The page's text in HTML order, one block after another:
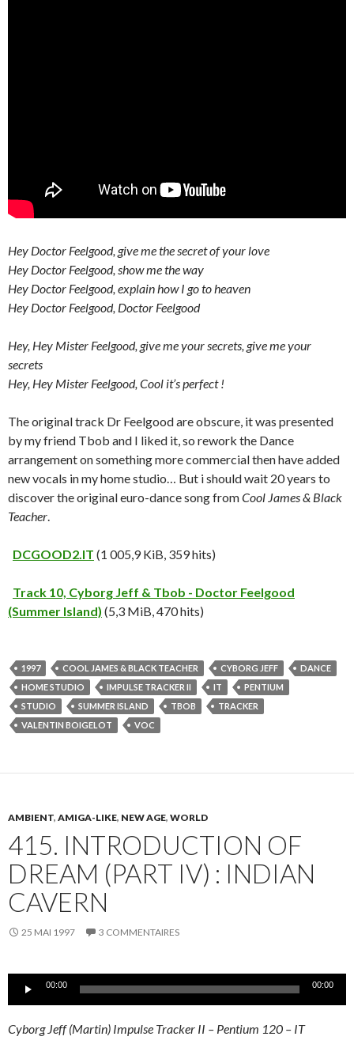
Hey Doctor Feelgood, give me the secret of your love
Hey Doctor Feelgood, show me the way
Hey Doctor Feelgood, explain how I go to heaven
Hey Doctor Feelgood, Doctor Feelgood
Hey, Hey Mister Feelgood, give me your secrets, give me your
secrets
Hey, Hey Mister Feelgood, Cool it’s perfect !
The original track Dr Feelgood are obscure, it was presented
by my friend Tbob and I liked it, so rework the Dance
arrangement on something more commercial then have added
new vocals in my home studio… But i should wait 20 years to
discover the original euro-dance song fromCool James & Black
Teacher.
DCGOOD2.IT (1 005,9 KiB, 359 hits)
Track 10, Cyborg Jeff & Tbob - Doctor Feelgood
(Summer Island) (5,3 MiB, 470 hits)
1997 COOL JAMES & BLACK TEACHER CYBORG JEFF
DANCE
HOME STUDIO
IMPULSE TRACKER II IT
PENTIUM
STUDIO
SUMMER ISLAND TBOB
TRACKER
VALENTIN BOIGELOT
VOC
AMBIENT, AMIGA-LIKE, NEW AGE, WORLD
415. INTRODUCTION OF
DREAM (PART IV) : INDIAN
CAVERN
25 MAI 1997 3 COMMENTAIRES
Lecteur00:00 00:00
Cyborg Jeff (Martin) Impulse Tracker II – Pentium 120 – IT